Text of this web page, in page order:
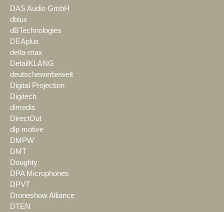
DAS Audio GmbH
dblux
dBTechnologies
DEAplus
delta-max
DetailKLANG
deutschewerbewelt
Digital Projection
Digitech
dimedis
DirectOut
dlp motive
DMPW
DMT
Doughty
DPA Microphones
DPVT
Droneshow Alliance
DTEN